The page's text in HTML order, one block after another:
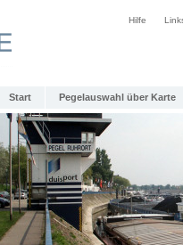
Hilfe
Start Pegelauswahl über Karte